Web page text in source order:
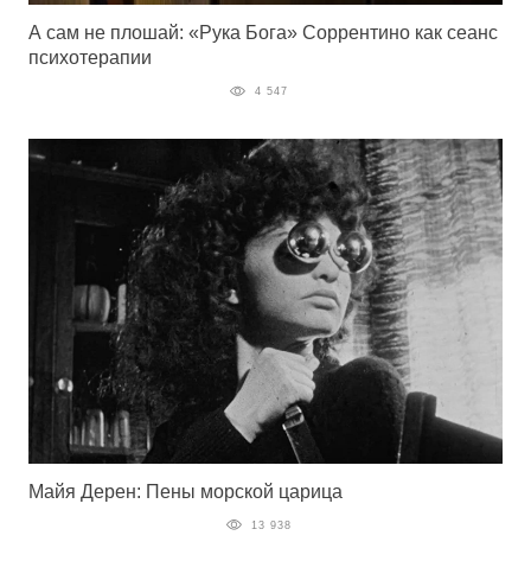
А сам не плошай: «Рука Бога» Соррентино как сеанс
психотерапии
4 547
Майя Дерен: Пены морской царица
13 938